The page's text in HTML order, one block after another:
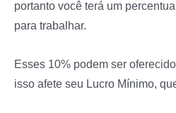
portanto você terá um
para trabalhar.
Esses 10% podem ser
isso afete seu Lucro Mínimo,